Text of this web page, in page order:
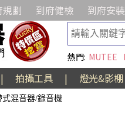
規劃 到府健檢 到府安裝
熱門: MUTEE
| 拍攝工具 | 燈光&影棚
式混音器/錄音機